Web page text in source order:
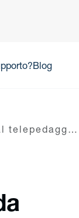
Blog
in Europa